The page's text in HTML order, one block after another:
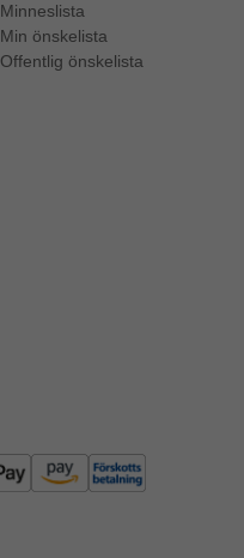
Minneslista
Min önskelista
Offentlig önskelista